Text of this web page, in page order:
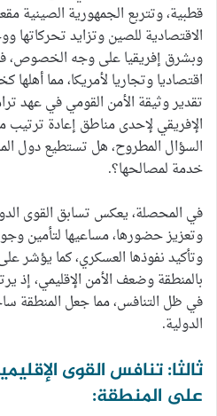
قطبية، وتتربع الجمهورية الصينية
الاقتصادية للصين وتزايد تحركاتها
وبشرق إفريقيا على وجه الخصوص،
اقتصاديا وتجاريا لأمريكا، مما
تقدير وثيقة الأمن القومي في عهد
الإفريقي لإحدى مناطق إعادة ترتيب
السؤال المطروح، هل تستطيع دول
خدمة لمصالحها؟.
في المحصلة، يعكس تسابق القوى
وتعزيز حضورها، مساعيها لتأمين
وتأكيد نفوذها العسكري، كما يؤشر
بالمنطقة وضعف الأمن الإقليمي، إذ
في ظل التنافس، مما جعل المنطقة
الدولية.
ثالثا: تنافس القوى
على المنطقة: